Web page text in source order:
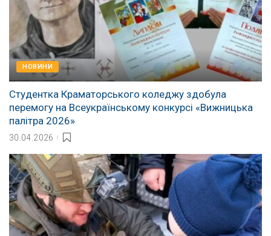
НОВИНИ
Студентка Краматорського коледжу здобула
перемогу на Всеукраїнському конкурсі «Вижницька
палітра 2026»
30.04.2026